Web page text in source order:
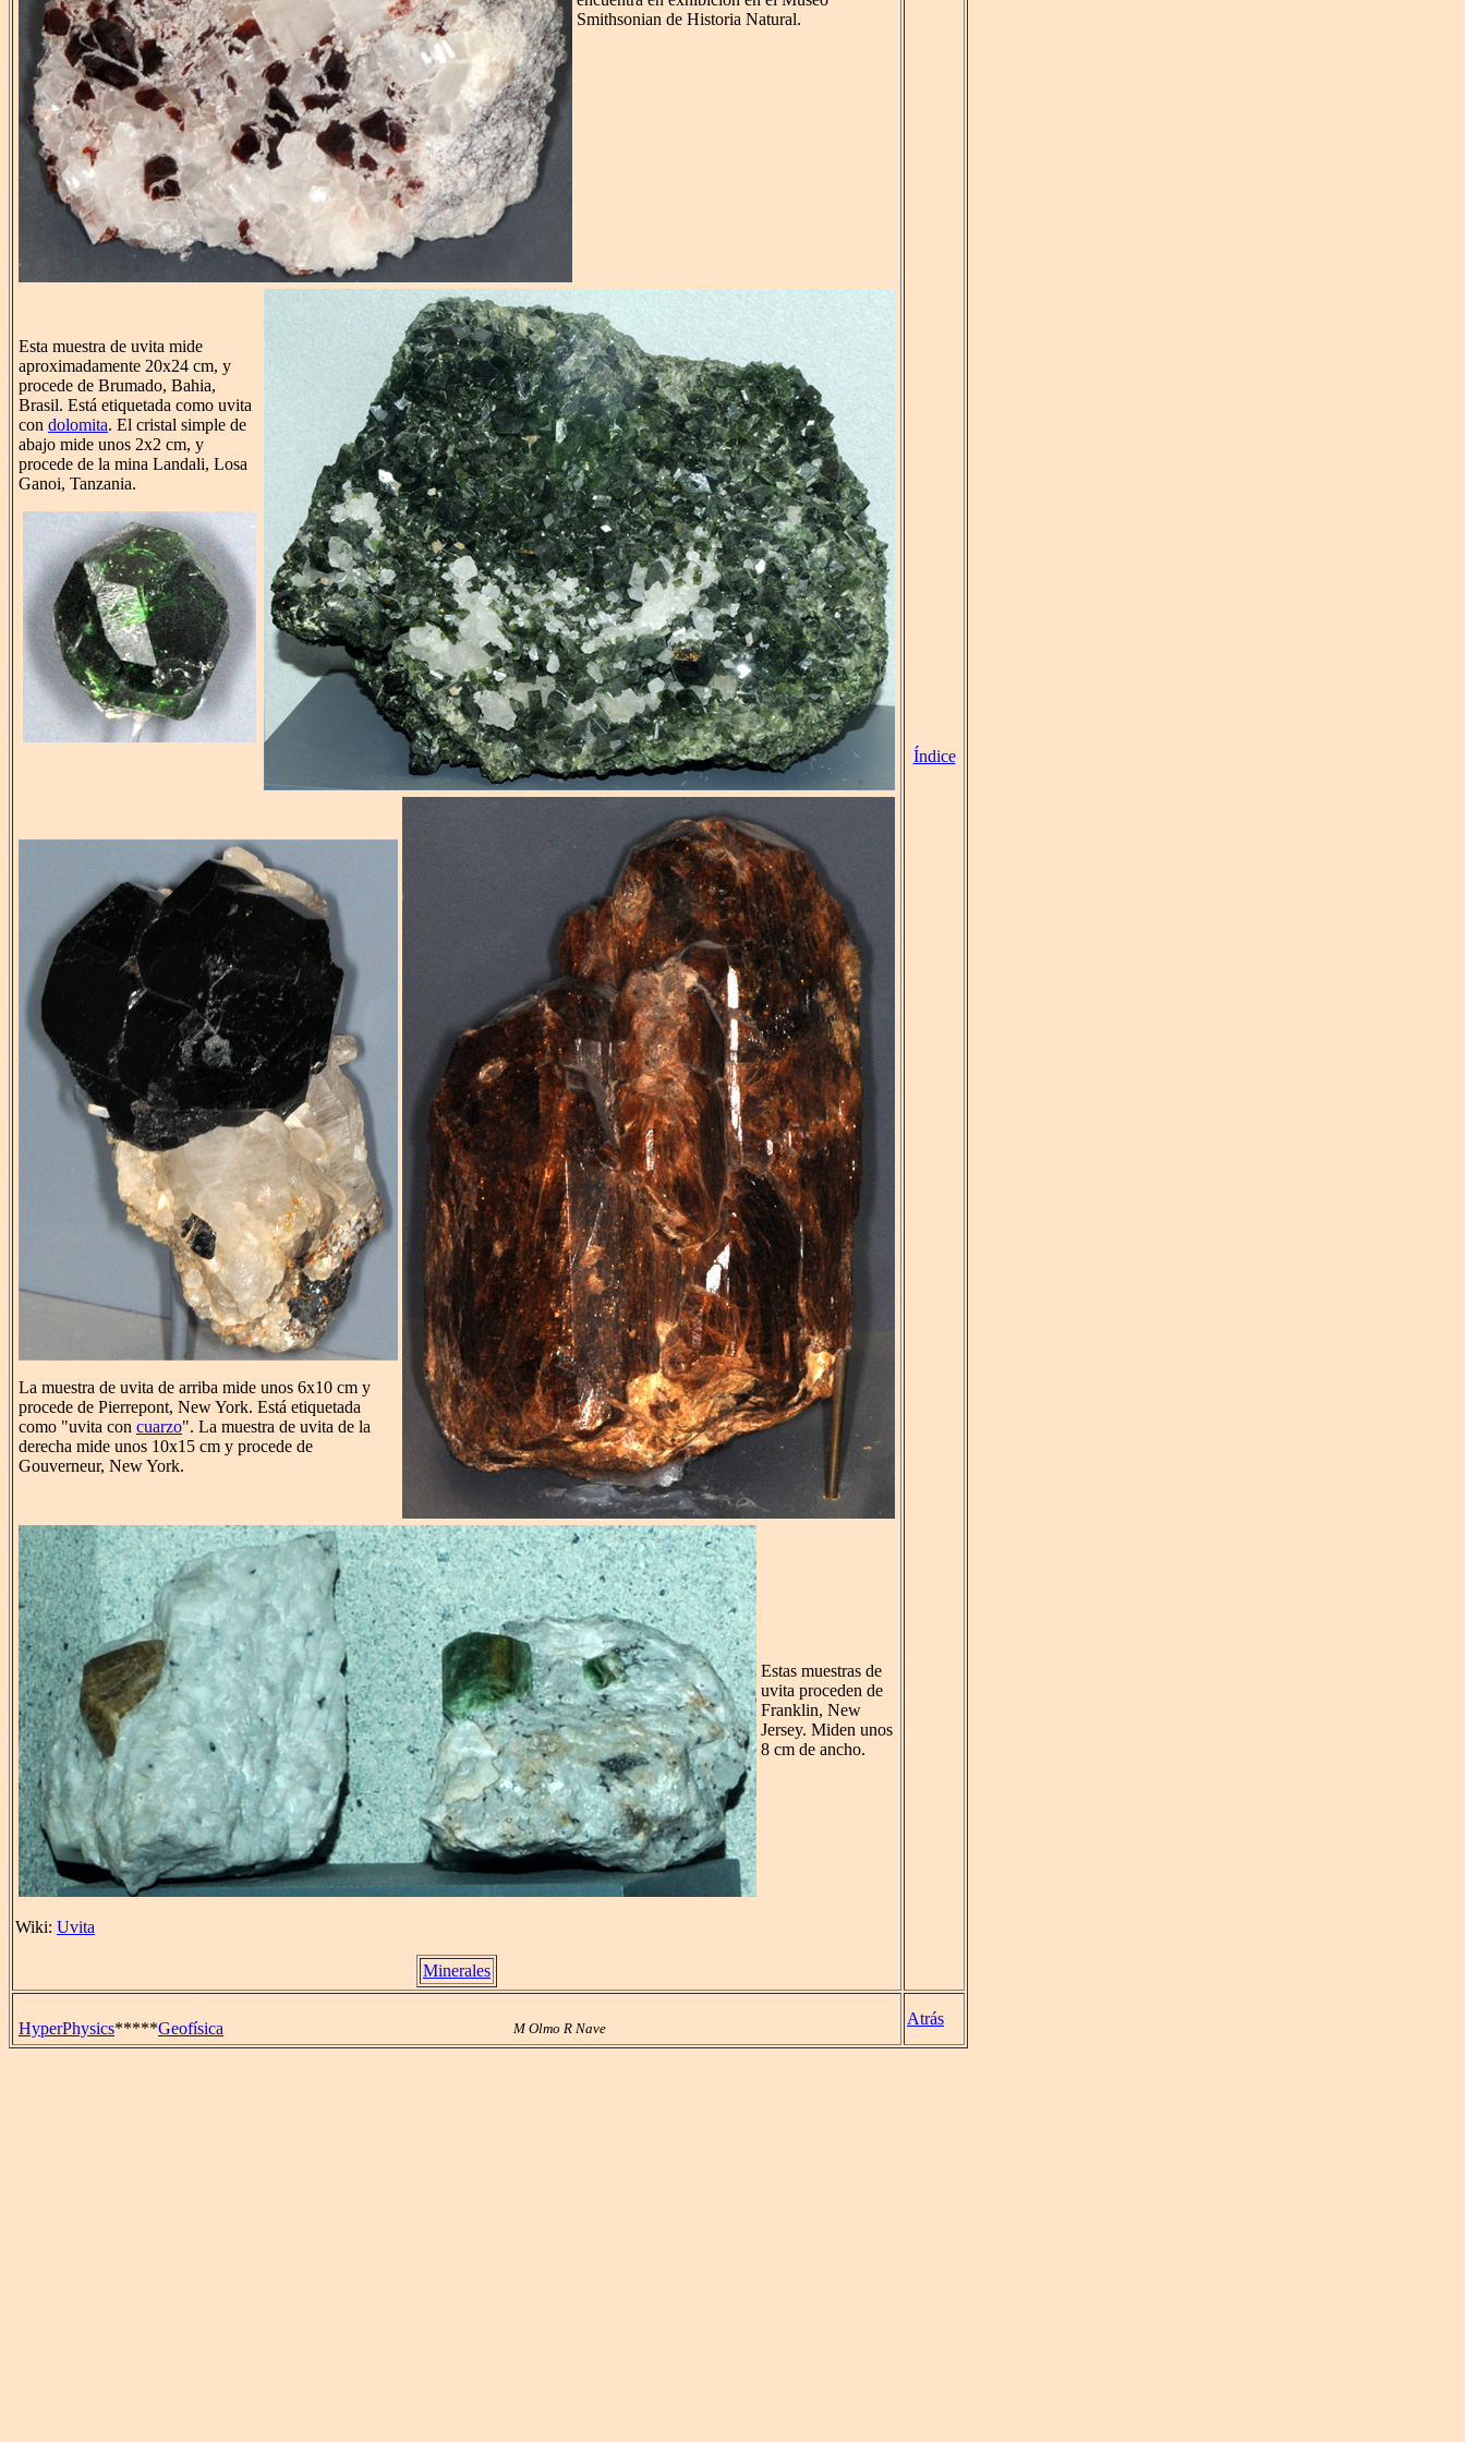
Smithsonian de Historia Natural.
Esta muestra de uvita mide
aproximadamente 20x24 cm, y
procede de Brumado, Bahia,
Brasil. Está etiquetada como uvita
con dolomita. El cristal simple de
abajo mide unos 2x2 cm, y
procede de la mina Landali, Losa
Ganoi, Tanzania.
La muestra de uvita de arriba mide unos 6x10 cm y
procede de Pierrepont, New York. Está etiquetada
como "uvita con cuarzo". La muestra de uvita de la
derecha mide unos 10x15 cm y procede de
Gouverneur, New York.
Estas muestras de
uvita proceden de
Franklin, New
Jersey. Miden unos
8 cm de ancho.
Wiki: Uvita
Minerales
Índice
HyperPhysics*****Geofísica M Olmo R Nave
Atrás